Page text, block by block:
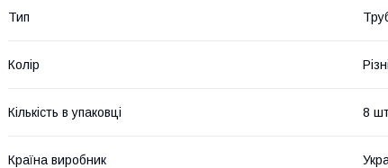
Тип
Колір
Кількість в упаковці 8
Країна виробник